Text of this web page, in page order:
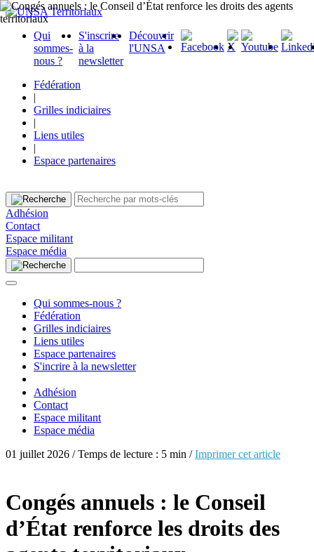
Qui
sommes-
nous ?
S'inscrire
à la
newsletter
Découvrir
l'UNSA
Fédération
|
Grilles indiciaires
|
Liens utiles
|
Espace partenaires
Adhésion
Contact
Espace militant
Espace média
Qui sommes-nous ?
Fédération
Grilles indiciaires
Liens utiles
Espace partenaires
S'incrire à la newsletter
Adhésion
Contact
Espace militant
Espace média
01 juillet 2026 / Temps de lecture : 5 min /Imprimer cet article
Congés annuels : le Conseil
d’État renforce les droits des